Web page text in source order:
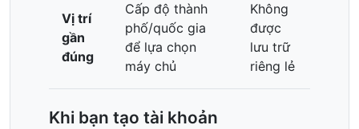
Vị trí
gần
đúng
Cấp độ thành
phố/quốc gia
để lựa chọn
máy chủ
Không
được
lưu trữ
riêng lẻ
Khi bạn tạo tài khoản